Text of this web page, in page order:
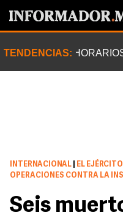
TENDENCIAS:
INTERNACIONAL
EL
OPERACIONES CONTRA LA
Seis